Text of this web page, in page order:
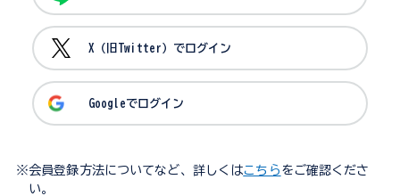
X（旧Twitter）でログイン
Googleでログイン
※会員登録方法についてなど、詳しくはこちら をご確認くださ
い。